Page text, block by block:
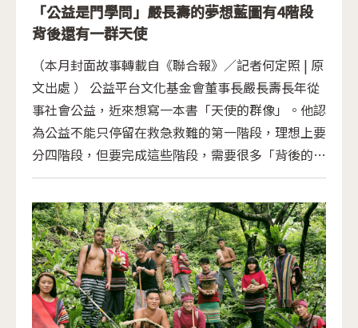
「公益是門學問」嚴長壽的夢想藍圖有4階段
背後還有一群天使
（本月封面故事轉載自《聯合報》／記者何定照 | 原
文出處 ） 公益平台文化基金會董事長嚴長壽長年從
事社會公益，近來想寫一本書「天使的群像」。他認
為公益不能只停留在救急救難的第一階段，理想上要
分四階段，但要完成這些階段，需要很多「背後的天
使」。 「鞋業女強人」陳鳳文 阿卡貝拉重要推手